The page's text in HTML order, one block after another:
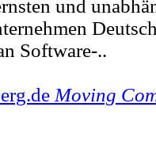
und
Software-..
Moving